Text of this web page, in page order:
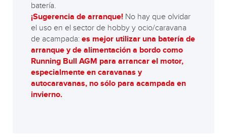
batería.
¡Sugerencia de arranque!No hay que olvidar
el uso en el sector de hobby y ocio/caravana
de acampada: es mejor utilizar una batería de
arranque y de alimentación a bordo como
Running Bull AGM para arrancar el motor,
especialmente en caravanas y
autocaravanas, no sólo para acampada en
invierno.